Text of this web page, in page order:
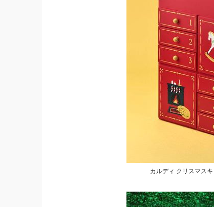
カルディ クリスマス